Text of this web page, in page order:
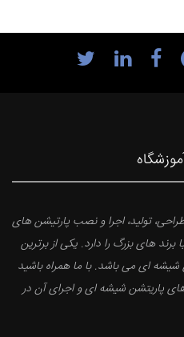
تولید، اجرا و نصب پارتیشن های
های بزرگ را دارد. یکی از برترین
شیشه ای می باشد. با ما همراه باشید
پاریتشن شیشه ای و اجرای آن در